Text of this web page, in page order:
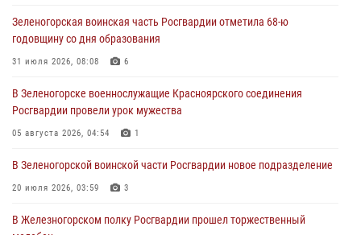
Сотрудники Росгвардии обеспечили общественный порядок во
время проведения экстремального заплыва в Дудинке
В Красноярске сотрудники Росгвардии задержали подозреваемого
в серии краж из супермаркета
Зеленогорская воинская часть Росгвардии отметила 68-ю
годовщину со дня образования
31 июля 2026, 08:08 6
В Зеленогорске военнослужащие Красноярского соединения
Росгвардии провели урок мужества
05 августа 2026, 04:54 1
В Зеленогорской воинской части Росгвардии новое подразделение
20 июля 2026, 03:59 3
В Железногорском полку Росгвардии прошел торжественный